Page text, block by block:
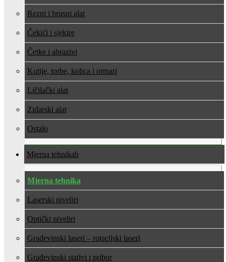
Rezni i brusni alat
Čekići i sjekire
Četke i abrazivi
Kutije, torbe, kolica i ormari
Ličilački alat
Zidarski alat
Ostalo
Mjerna tehnika
Mjerna tehnika
Laserski niveliri
Optički niveliri
Građevinski laseri – rotacijski laseri
Građevinski stativi i pribor